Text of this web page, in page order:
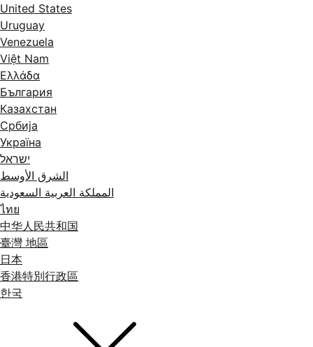
United States
Uruguay
Venezuela
Việt Nam
Ελλάδα
България
Казахстан
Србија
Україна
ישראל
الشرق الأوسط
المملكة العربية السعودية
ไทย
中华人民共和国
臺灣 地區
日本
香港特別行政區
한국